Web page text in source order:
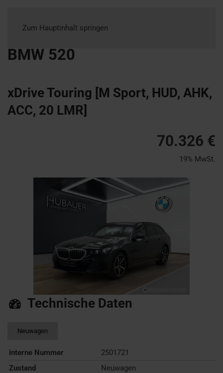
Zum Hauptinhalt springen
BMW 520
xDrive Touring [M Sport, HUD, AHK,
ACC, 20 LMR]
70.326 €
19% MwSt.
Technische Daten
Neuwagen
interne Nummer
2501721
Zustand
Neuwagen